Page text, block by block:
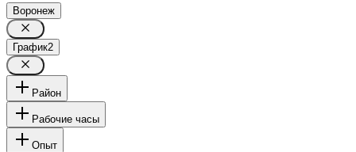
Воронеж
График2
Район
Рабочие часы
Опыт